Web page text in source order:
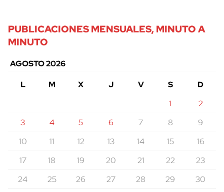
PUBLICACIONES MENSUALES, MINUTO A
MINUTO
AGOSTO 2026
L
M X J V S
D
1
2
3
4 5 6 7 8
9
10
11 12 13 14 15
16
17
18 19 20 21 22
23
24
25 26 27 28 29
30